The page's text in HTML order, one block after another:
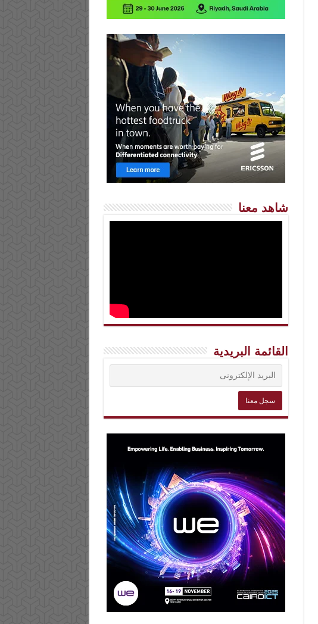
شاهد معنا
القائمة البريدية